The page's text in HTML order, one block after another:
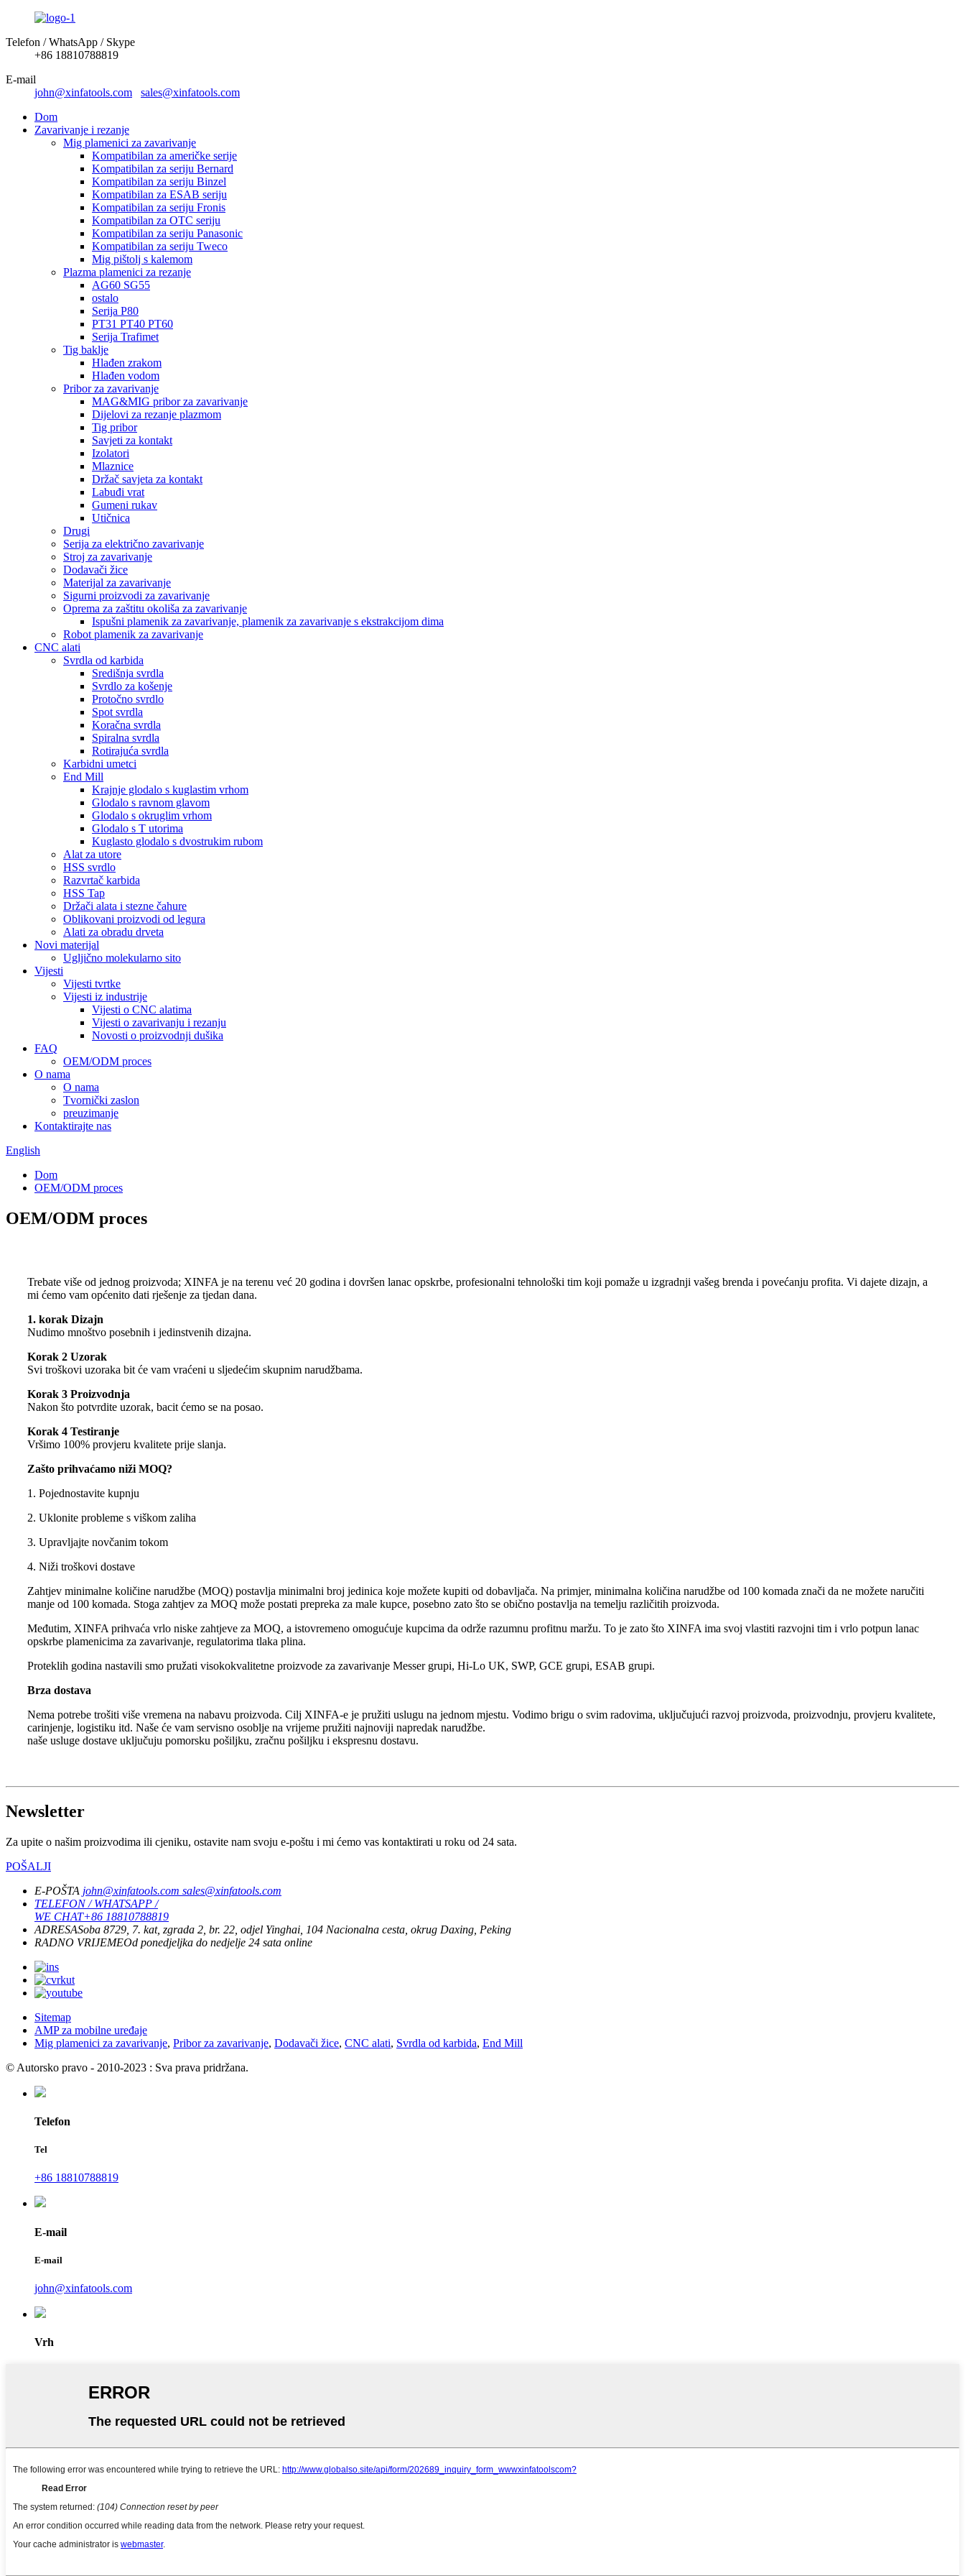
Telefon / WhatsApp / Skype
+86 18810788819
E-mail
john@xinfatools.com
sales@xinfatools.com
Dom
Zavarivanje i rezanje
Mig plamenici za zavarivanje
Kompatibilan za američke serije
Kompatibilan za seriju Bernard
Kompatibilan za seriju Binzel
Kompatibilan za ESAB seriju
Kompatibilan za seriju Fronis
Kompatibilan za OTC seriju
Kompatibilan za seriju Panasonic
Kompatibilan za seriju Tweco
Mig pištolj s kalemom
Plazma plamenici za rezanje
AG60 SG55
ostalo
Serija P80
PT31 PT40 PT60
Serija Trafimet
Tig baklje
Hlađen zrakom
Hlađen vodom
Pribor za zavarivanje
MAG&MIG pribor za zavarivanje
Dijelovi za rezanje plazmom
Tig pribor
Savjeti za kontakt
Izolatori
Mlaznice
Držač savjeta za kontakt
Labuđi vrat
Gumeni rukav
Utičnica
Drugi
Serija za električno zavarivanje
Stroj za zavarivanje
Dodavači žice
Materijal za zavarivanje
Sigurni proizvodi za zavarivanje
Oprema za zaštitu okoliša za zavarivanje
Ispušni plamenik za zavarivanje, plamenik za zavarivanje s ekstrakcijom dima
Robot plamenik za zavarivanje
CNC alati
Svrdla od karbida
Središnja svrdla
Svrdlo za košenje
Protočno svrdlo
Spot svrdla
Koračna svrdla
Spiralna svrdla
Rotirajuća svrdla
Karbidni umetci
End Mill
Krajnje glodalo s kuglastim vrhom
Glodalo s ravnom glavom
Glodalo s okruglim vrhom
Glodalo s T utorima
Kuglasto glodalo s dvostrukim rubom
Alat za utore
HSS svrdlo
Razvrtač karbida
HSS Tap
Držači alata i stezne čahure
Oblikovani proizvodi od legura
Alati za obradu drveta
Novi materijal
Ugljično molekularno sito
Vijesti
Vijesti tvrtke
Vijesti iz industrije
Vijesti o CNC alatima
Vijesti o zavarivanju i rezanju
Novosti o proizvodnji dušika
FAQ
OEM/ODM proces
O nama
O nama
Tvornički zaslon
preuzimanje
Kontaktirajte nas
English
Dom
OEM/ODM proces
OEM/ODM proces
Trebate više od jednog proizvoda; XINFA je na terenu već 20 godina i dovršen lanac opskrbe, profesionalni tehnološki tim koji pomaže u izgradnji vašeg brenda i povećanju profita. Vi dajete dizajn, a
mi ćemo vam općenito dati rješenje za tjedan dana.
1. korak Dizajn
Nudimo mnoštvo posebnih i jedinstvenih dizajna.
Korak 2 Uzorak
Svi troškovi uzoraka bit će vam vraćeni u sljedećim skupnim narudžbama.
Korak 3 Proizvodnja
Nakon što potvrdite uzorak, bacit ćemo se na posao.
Korak 4 Testiranje
Vršimo 100% provjeru kvalitete prije slanja.
Zašto prihvaćamo niži MOQ?
1. Pojednostavite kupnju
2. Uklonite probleme s viškom zaliha
3. Upravljajte novčanim tokom
4. Niži troškovi dostave
Zahtjev minimalne količine narudžbe (MOQ) postavlja minimalni broj jedinica koje možete kupiti od dobavljača. Na primjer, minimalna količina narudžbe od 100 komada znači da ne možete naručiti
manje od 100 komada. Stoga zahtjev za MOQ može postati prepreka za male kupce, posebno zato što se obično postavlja na temelju različitih proizvoda.
Međutim, XINFA prihvaća vrlo niske zahtjeve za MOQ, a istovremeno omogućuje kupcima da održe razumnu profitnu maržu. To je zato što XINFA ima svoj vlastiti razvojni tim i vrlo potpun lanac
opskrbe plamenicima za zavarivanje, regulatorima tlaka plina.
Proteklih godina nastavili smo pružati visokokvalitetne proizvode za zavarivanje Messer grupi, Hi-Lo UK, SWP, GCE grupi, ESAB grupi.
Brza dostava
Nema potrebe trošiti više vremena na nabavu proizvoda. Cilj XINFA-e je pružiti uslugu na jednom mjestu. Vodimo brigu o svim radovima, uključujući razvoj proizvoda, proizvodnju, provjeru kvalitete,
carinjenje, logistiku itd. Naše će vam servisno osoblje na vrijeme pružiti najnoviji napredak narudžbe.
naše usluge dostave uključuju pomorsku pošiljku, zračnu pošiljku i ekspresnu dostavu.
Newsletter
Za upite o našim proizvodima ili cjeniku, ostavite nam svoju e-poštu i mi ćemo vas kontaktirati u roku od 24 sata.
POŠALJI
E-POŠTA john@xinfatools.com sales@xinfatools.com
TELEFON / WHATSAPP /
WE CHAT+86 18810788819
ADRESASoba 8729, 7. kat, zgrada 2, br. 22, odjel Yinghai, 104 Nacionalna cesta, okrug Daxing, Peking
RADNO VRIJEMEOd ponedjeljka do nedjelje 24 sata online
Sitemap
AMP za mobilne uređaje
Mig plamenici za zavarivanje, Pribor za zavarivanje, Dodavači žice, CNC alati, Svrdla od karbida, End Mill
© Autorsko pravo - 2010-2023 : Sva prava pridržana.
Telefon
Tel
+86 18810788819
E-mail
E-mail
john@xinfatools.com
Vrh